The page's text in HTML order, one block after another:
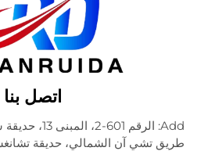
اتصل بنا
طريق تشي آن الشمالي، حديقة